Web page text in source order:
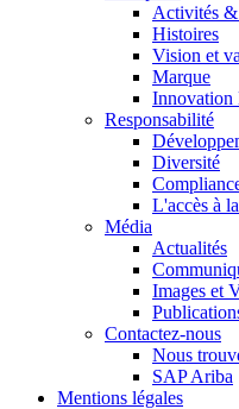
Activités
Histoires
Vision et
Marque
Innovation
Responsabilité
Diversité
L'accès à
Média
Actualités
Images et
Contactez-nous
Nous
SAP Ariba
Mentions légales